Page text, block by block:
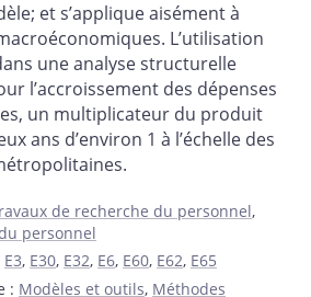
et s’applique aisément à
L’utilisation
une analyse structurelle
l’accroissement des dépenses
un multiplicateur du produit
ans d’environ 1 à l’échelle des
de recherche du personnel,
personnel
E3, E30, E32, E6, E60, E62, E65
: Modèles et outils, Méthodes